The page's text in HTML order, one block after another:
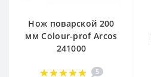
Нож поварской 200
мм Сolour-prof Arcos
241000
5